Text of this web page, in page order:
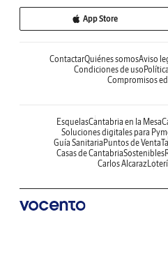
App Store
ContactarQuiénes somosAviso
Condiciones de uso
Compromisos
EsquelasCantabria en la Mesa
Soluciones digitales para
Guía SanitariaPuntos de Venta
Casas de CantabriaSostenibles
Carlos Alcaraz